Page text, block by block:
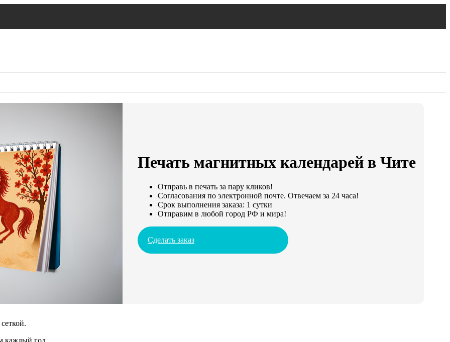
Печать магнитных календарей в Чите
Отправь в печать за пару кликов!
Согласования по электронной почте. Отвечаем за 24 часа!
Срок выполнения заказа: 1 сутки
Отправим в любой город РФ и мира!
Сделать заказ
каждый год.